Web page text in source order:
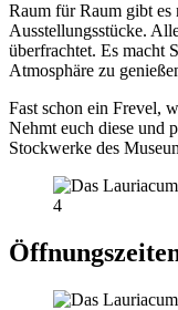
Raum für Raum gibt es
Ausstellungsstücke.
überfrachtet. Es macht
Atmosphäre zu
Fast schon ein Frevel,
Nehmt euch diese und
Stockwerke des